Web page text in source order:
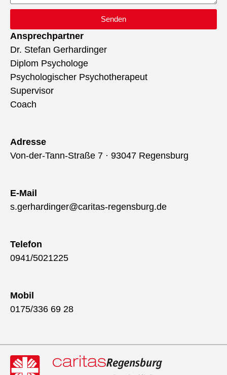
Senden
Ansprechpartner
Dr. Stefan Gerhardinger
Diplom Psychologe
Psychologischer Psychotherapeut
Supervisor
Coach
Adresse
Von-der-Tann-Straße 7 · 93047 Regensburg
E-Mail
s.gerhardinger@caritas-regensburg.de
Telefon
0941/5021225
Mobil
0175/336 69 28